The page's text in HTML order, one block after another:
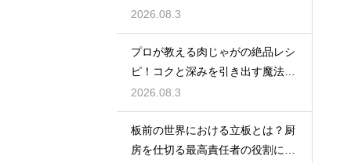
調理法
2026.08.3
プロが教える肉じゃがの絶品レシ
ピ！コクと深みを引き出す魔法の
隠し味
2026.08.3
板前の世界における立板とは？厨
房を仕切る最高責任者の役割に迫